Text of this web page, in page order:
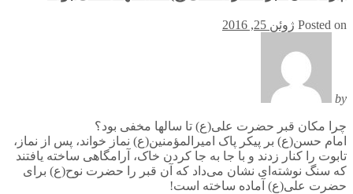
Posted on ژوئن 25, 2016
by
چرا مکان قبر حضرت علی(ع) تا سالها مخفی بود؟
امام حسن(ع) بر پیکر پاک امیرالمؤمنین(ع) نماز خواند، پس از نماز،
تابوت را کنار زدند و با جا به جا کردن خاک، آرامگاهی ساخته یافتند
که سنگ نوشته‌ای نشان می‌داد که آن قبر را حضرت نوح(ع) برای
حضرت علی(ع) آماده ساخته است!